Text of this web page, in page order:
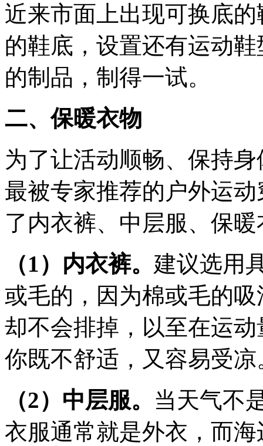
近来市面上出现可换底
的鞋底，设置还有运动
的制品，制得一试。
二、保暖衣物
为了让活动顺畅、保持
最被专家推荐的户外运
了内衣裤、中层服、保
（1）内衣裤。 建议选用
或毛的，因为棉或毛的
却不会排掉，以至在运
你既不舒适，又容易受凉
（2）中层服。 当天气不
衣服通常就是外衣，而